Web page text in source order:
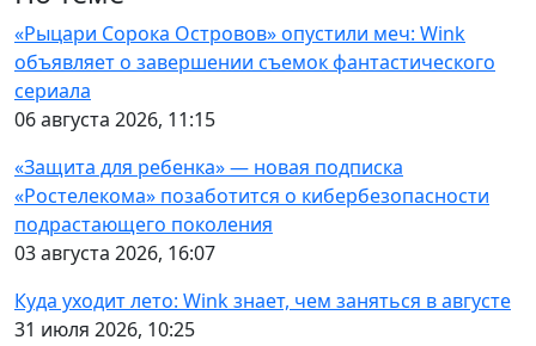
«Рыцари Сорока Островов» опустили меч: Wink
объявляет о завершении съемок фантастического
сериала
06 августа 2026, 11:15
«Защита для ребенка» — новая подписка
«Ростелекома» позаботится о кибербезопасности
подрастающего поколения
03 августа 2026, 16:07
Куда уходит лето: Wink знает, чем заняться в августе
31 июля 2026, 10:25